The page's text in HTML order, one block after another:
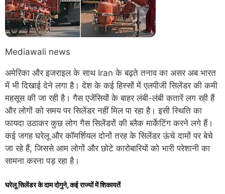
Mediawali news
अमेरिका औरइजराइल केसाथ Iran के बढ़तेतनाव का असर अब भारत
में भीदिखाई देने लगा है।देश केकई हिस्सों में एलपीजीसिलेंडर की कमी
महसूस की जा रही है।गैस एजेंसियों केबाहर लंबी-लंबी कतारेंलग रही हैं
और लोगों कोसमयपरसिलेंडर नहींमिल पा रहा है। इसी स्थिति का
फायदाउठाकरकुछलोगगैस सिलेंडरों कीब्लैकमार्केटिंग करने लगे हैं।
कईजगह घरेलू औरकॉमर्शियल दोनोंतरह केसिलेंडर ऊंचे दामोंपर बेचे
जा रहे हैं, जिससे आम लोगों और छोटे कारोबारियों को भारी परेशानी का
सामना करना पड़ रहा है।
घरेलूसिलेंडर केदाम दोगुने,कई राज्यों मेंशिकायतें